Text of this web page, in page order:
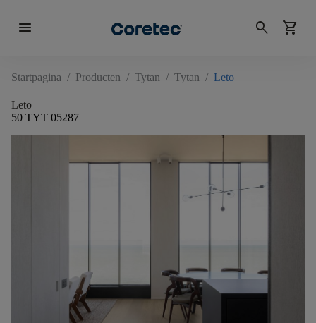
menu search shopping_cart
Startpagina / Producten / Tytan / Tytan / Leto
Leto
50 TYT 05287